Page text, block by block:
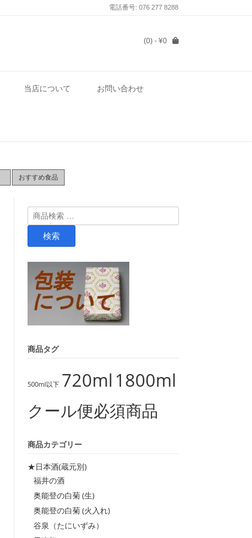
電話番号: 076 277 8288
(0) - ¥0
当店について お問い合わせ
おすすめ食品
検
索
検索
商品タグ
500ml以下 720ml 1800ml
クール便必須商品
商品カテゴリー
★日本酒(蔵元別)
福井の酒
奥能登の白菊 (生)
奥能登の白菊 (火入れ)
谷泉（たにいずみ）